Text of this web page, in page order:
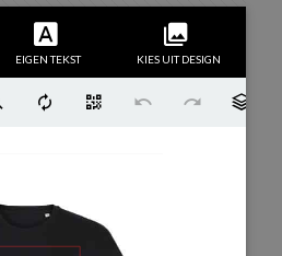
EIGEN TEKST KIES UIT DESIGN